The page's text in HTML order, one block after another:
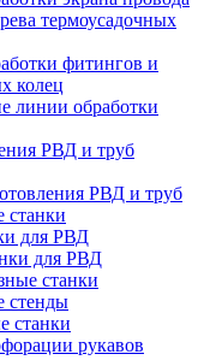
термоусадочных
фитингов и
колец
линии обработки
РВД и труб
РВД и труб
станки
для РВД
для РВД
станки
стенды
станки
рукавов